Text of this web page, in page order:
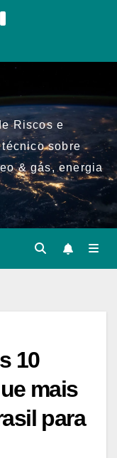
Riscos e
sobre
& gás, energia
10
mais
para